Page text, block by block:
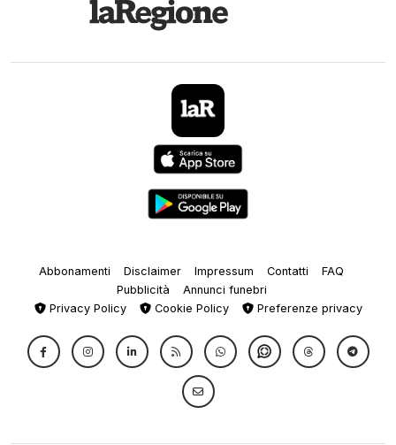
Abbonamenti Disclaimer Impressum Contatti
FAQ
Pubblicità
Annunci funebri
Privacy Policy
Cookie Policy Preferenze privacy